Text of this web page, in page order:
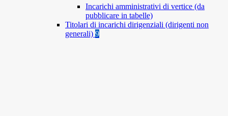
Incarichi amministrativi di vertice (da
pubblicare in tabelle)
Titolari di incarichi dirigenziali (dirigenti non
generali) 9